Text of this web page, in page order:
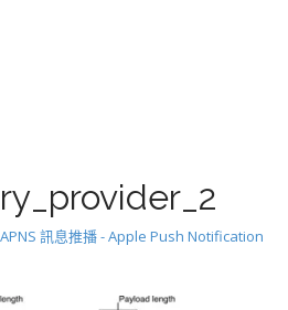
訊息推播 - Apple Push Notification